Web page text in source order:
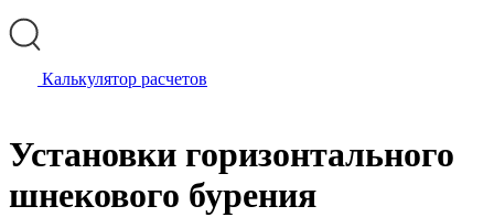
Калькулятор расчетов
Установки горизонтального
шнекового бурения